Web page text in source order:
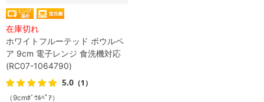
在庫切れ
ホワイトフルーテッド ボウルペ
ア 9cm 電子レンジ 食洗機対応
(RC07-1064790)
5.0 （1）
（9cmﾎﾞｳﾙﾍﾟｱ）